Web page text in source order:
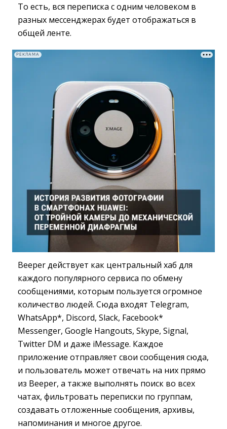
То есть, вся переписка с одним человеком в
разных мессенджерах будет отображаться в
общей ленте.
РЕКЛАМА
Beeper действует как центральный хаб для
каждого популярного сервиса по обмену
сообщениями, которым пользуется огромное
количество людей. Сюда входят Telegram,
WhatsApp*, Discord, Slack, Facebook*
Messenger, Google Hangouts, Skype, Signal,
Twitter DM и даже iMessage. Каждое
приложение отправляет свои сообщения сюда,
и пользователь может отвечать на них прямо
из Beeper, а также выполнять поиск во всех
чатах, фильтровать переписки по группам,
создавать отложенные сообщения, архивы,
напоминания и многое другое.